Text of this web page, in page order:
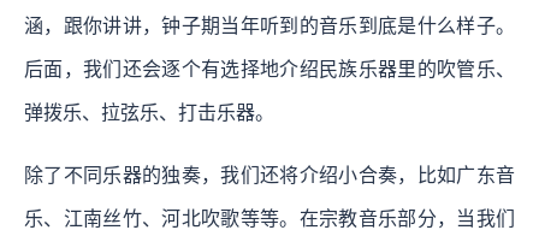
涵，跟你讲讲，钟子期当年听到的音乐到底是什么样子。
后面，我们还会逐个有选择地介绍民族乐器里的吹管乐、
弹拨乐、拉弦乐、打击乐器。
除了不同乐器的独奏，我们还将介绍小合奏，比如广东音
乐、江南丝竹、河北吹歌等等。在宗教音乐部分，当我们